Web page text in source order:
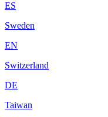
ES
Sweden
EN
Switzerland
DE
Taiwan